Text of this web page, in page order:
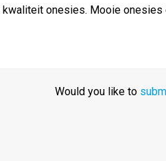
onesies. Mooie onesies
Would you like to